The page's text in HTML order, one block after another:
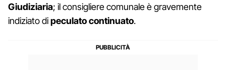
Giudiziaria; il consigliere comunale è gravemente
indiziato dipeculato continuato.